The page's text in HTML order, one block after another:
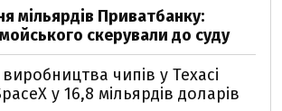
мільярдів Приватбанку:
скерували до суду
чипів у Техасі
у 16,8 мільярдів доларів